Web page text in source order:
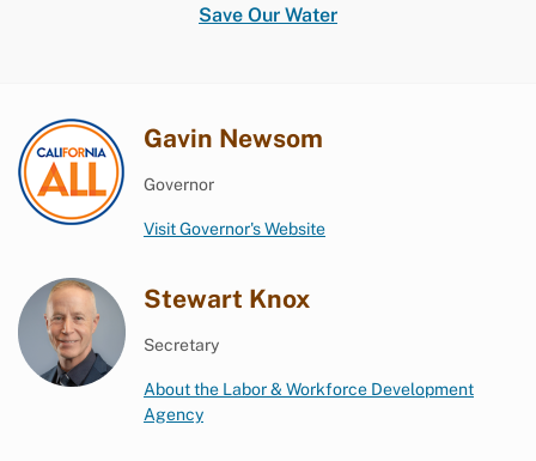
Save Our Water
Gavin Newsom
Governor
Visit Governor's Website
Stewart Knox
Secretary
About the Labor & Workforce Development
Agency